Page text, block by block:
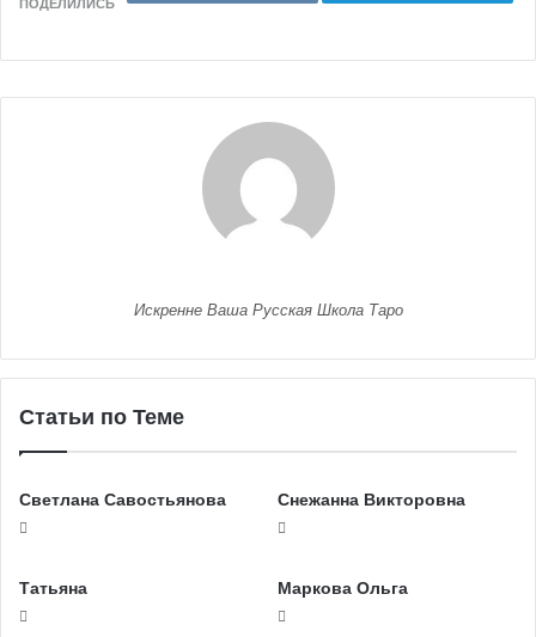
ПОДЕЛИЛИСЬ
Искренне Ваша Русская Школа Таро
Статьи по Теме
Светлана Савостьянова Снежанна Викторовна
Татьяна Маркова Ольга